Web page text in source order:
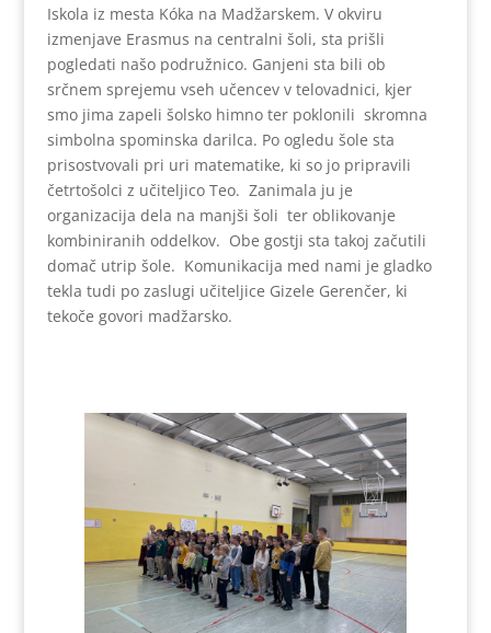
Iskola iz mesta Kóka na Madžarskem. V okviru
izmenjave Erasmus na centralni šoli, sta prišli
pogledati našo podružnico. Ganjeni sta bili ob
srčnem sprejemu vseh učencev v telovadnici, kjer
smo jima zapeli šolsko himno ter poklonili skromna
simbolna spominska darilca. Po ogledu šole sta
prisostvovali pri uri matematike, ki so jo pripravili
četrtošolci z učiteljico Teo. Zanimala ju je
organizacija dela na manjši šoli ter oblikovanje
kombiniranih oddelkov. Obe gostji sta takoj začutili
domač utrip šole. Komunikacija med nami je gladko
tekla tudi po zaslugi učiteljice Gizele Gerenčer, ki
tekoče govori madžarsko.